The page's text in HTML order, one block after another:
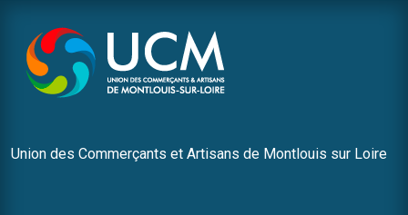
Union des Commerçants et Artisans de Montlouis sur Loire